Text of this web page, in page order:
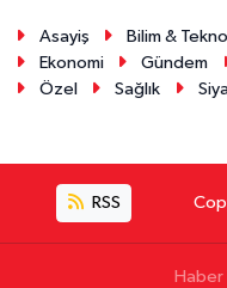
Asayiş Bilim &
Ekonomi
Gündem
Özel
Sağlık
RSS
Haber